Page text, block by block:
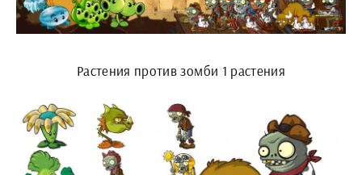
Растения против зомби 1 растения